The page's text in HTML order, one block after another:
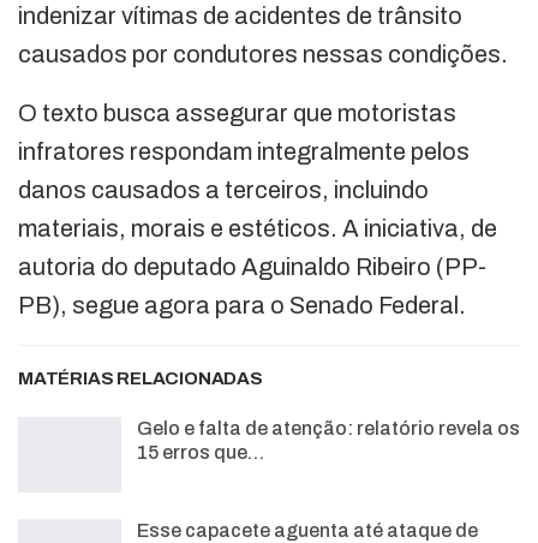
indenizar vítimas de acidentes de trânsito
causados por condutores nessas condições.
O texto busca assegurar que motoristas
infratores respondam integralmente pelos
danos causados a terceiros, incluindo
materiais, morais e estéticos. A iniciativa, de
autoria do deputado Aguinaldo Ribeiro (PP-
PB), segue agora para o Senado Federal.
MATÉRIAS RELACIONADAS
Gelo e falta de atenção: relatório revela os
15 erros que…
Esse capacete aguenta até ataque de